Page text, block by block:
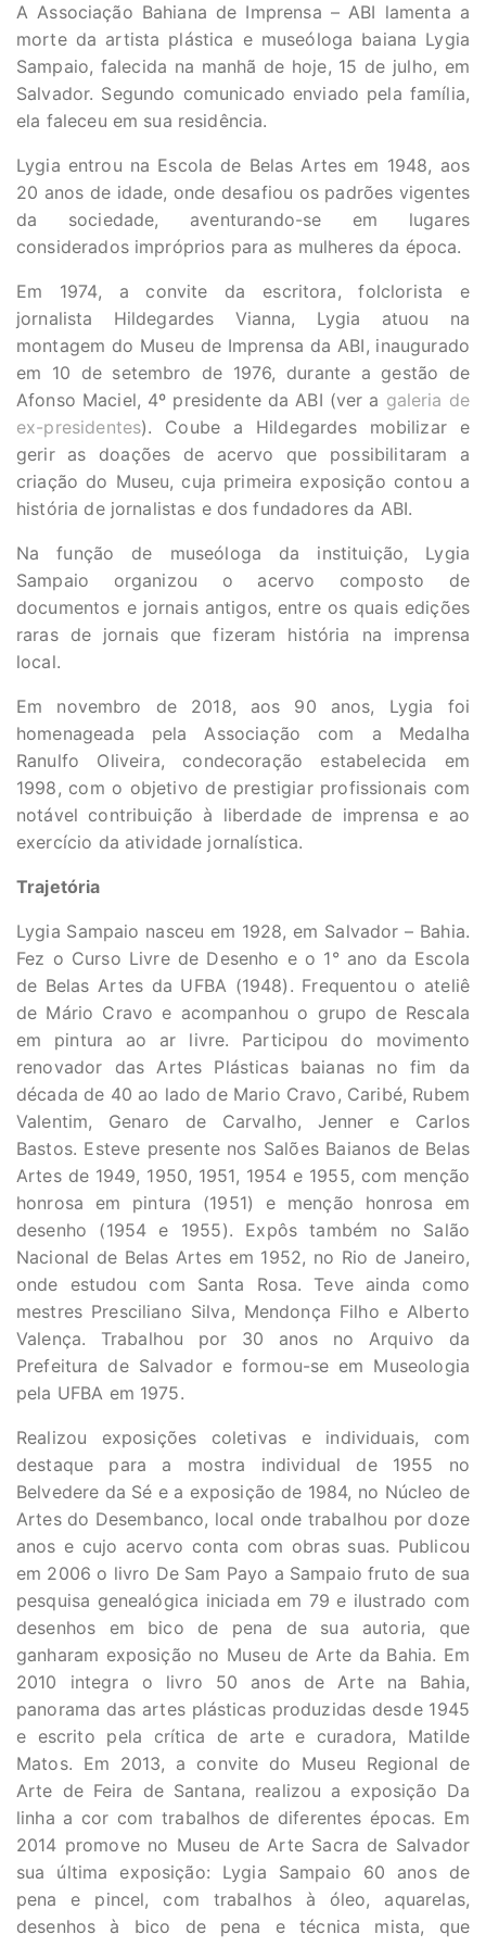
A Associação Bahiana de Imprensa – ABI lamenta a
morte da artista plástica e museóloga baiana Lygia
Sampaio, falecida na manhã de hoje, 15 de julho, em
Salvador. Segundo comunicado enviado pela família,
ela faleceu em sua residência.
Lygia entrou na Escola de Belas Artes em 1948, aos
20 anos de idade, onde desafiou os padrões vigentes
da sociedade, aventurando-se em lugares
considerados impróprios para as mulheres da época.
Em 1974, a convite da escritora, folclorista e
jornalista Hildegardes Vianna, Lygia atuou na
montagem do Museu de Imprensa da ABI, inaugurado
em 10 de setembro de 1976, durante a gestão de
Afonso Maciel, 4º presidente da ABI (ver a galeria de
ex-presidentes). Coube a Hildegardes mobilizar e
gerir as doações de acervo que possibilitaram a
criação do Museu, cuja primeira exposição contou a
história de jornalistas e dos fundadores da ABI.
Na função de museóloga da instituição, Lygia
Sampaio organizou o acervo composto de
documentos e jornais antigos, entre os quais edições
raras de jornais que fizeram história na imprensa
local.
Em novembro de 2018, aos 90 anos, Lygia foi
homenageada pela Associação com a Medalha
Ranulfo Oliveira, condecoração estabelecida em
1998, com o objetivo de prestigiar profissionais com
notável contribuição à liberdade de imprensa e ao
exercício da atividade jornalística.
Trajetória
Lygia Sampaio nasceu em 1928, em Salvador – Bahia.
Fez o Curso Livre de Desenho e o 1° ano da Escola
de Belas Artes da UFBA (1948). Frequentou o ateliê
de Mário Cravo e acompanhou o grupo de Rescala
em pintura ao ar livre. Participou do movimento
renovador das Artes Plásticas baianas no fim da
década de 40 ao lado de Mario Cravo, Caribé, Rubem
Valentim, Genaro de Carvalho, Jenner e Carlos
Bastos. Esteve presente nos Salões Baianos de Belas
Artes de 1949, 1950, 1951, 1954 e 1955, com menção
honrosa em pintura (1951) e menção honrosa em
desenho (1954 e 1955). Expôs também no Salão
Nacional de Belas Artes em 1952, no Rio de Janeiro,
onde estudou com Santa Rosa. Teve ainda como
mestres Presciliano Silva, Mendonça Filho e Alberto
Valença. Trabalhou por 30 anos no Arquivo da
Prefeitura de Salvador e formou-se em Museologia
pela UFBA em 1975.
Realizou exposições coletivas e individuais, com
destaque para a mostra individual de 1955 no
Belvedere da Sé e a exposição de 1984, no Núcleo de
Artes do Desembanco, local onde trabalhou por doze
anos e cujo acervo conta com obras suas. Publicou
em 2006 o livro De Sam Payo a Sampaio fruto de sua
pesquisa genealógica iniciada em 79 e ilustrado com
desenhos em bico de pena de sua autoria, que
ganharam exposição no Museu de Arte da Bahia. Em
2010 integra o livro 50 anos de Arte na Bahia,
panorama das artes plásticas produzidas desde 1945
e escrito pela crítica de arte e curadora, Matilde
Matos. Em 2013, a convite do Museu Regional de
Arte de Feira de Santana, realizou a exposição Da
linha a cor com trabalhos de diferentes épocas. Em
2014 promove no Museu de Arte Sacra de Salvador
sua última exposição: Lygia Sampaio 60 anos de
pena e pincel, com trabalhos à óleo, aquarelas,
desenhos à bico de pena e técnica mista, que